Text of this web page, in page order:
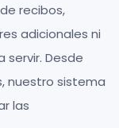
recibos,
adicionales ni
Desde
nuestro sistema
las